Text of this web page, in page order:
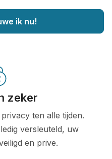
ik nu!
zeker
ten alle tijden.
versleuteld, uw
en prive.